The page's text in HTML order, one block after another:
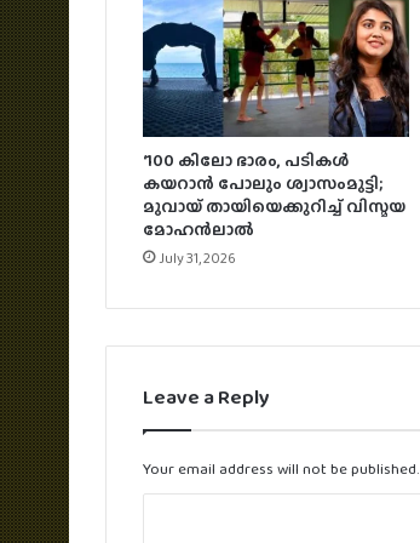
‘100 കിലോ ഭാരം, പടികൾ
കയറാൻ പോലും ശ്വാസംമുട്ടി;
മുവായ് തായിയെക്കുറിച്ച് വിസ്മയ
മോഹൻലാൽ
July 31, 2026
Leave a Reply
Your email address will not be published.